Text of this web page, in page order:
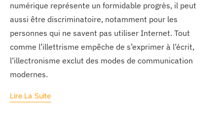
numérique représente un formidable progrès, il peut
aussi être discriminatoire, notamment pour les
personnes qui ne savent pas utiliser Internet. Tout
comme l’illettrisme empêche de s’exprimer à l’écrit,
l’illectronisme exclut des modes de communication
modernes.
Lire La Suite